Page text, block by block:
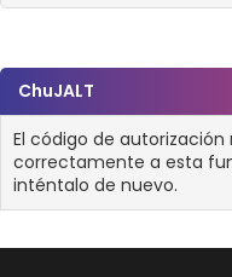
ChuJALT
El código de
correctamente a esta
inténtalo de nuevo.